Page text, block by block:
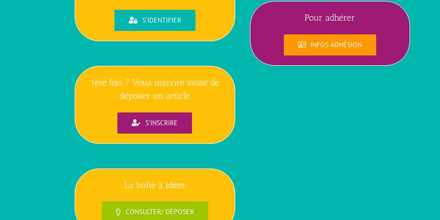
S'IDENTIFIER
1ère fois ? Vous inscrire avant de
déposer un article
S'INSCRIRE
La boîte à idées
CONSULTER/ DÉPOSER
Pour adhérer
INFOS ADHÉSION